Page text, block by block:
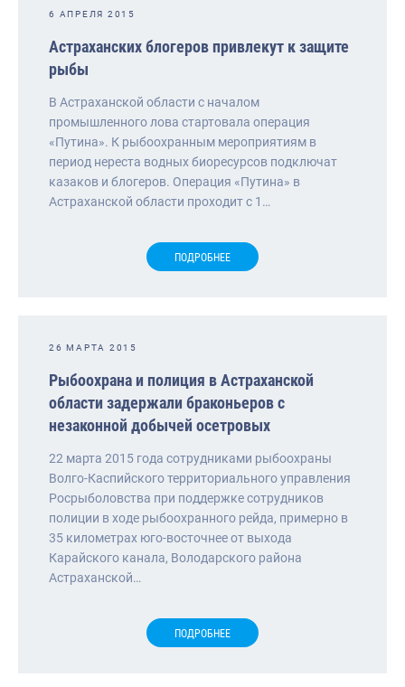
6 АПРЕЛЯ 2015
Астраханских блогеров привлекут к защите
рыбы
В Астраханской области с началом
промышленного лова стартовала операция
«Путина». К рыбоохранным мероприятиям в
период нереста водных биоресурсов подключат
казаков и блогеров. Операция «Путина» в
Астраханской области проходит с 1…
ПОДРОБНЕЕ
26 МАРТА 2015
Рыбоохрана и полиция в Астраханской
области задержали браконьеров с
незаконной добычей осетровых
22 марта 2015 года сотрудниками рыбоохраны
Волго-Каспийского территориального управления
Росрыболовства при поддержке сотрудников
полиции в ходе рыбоохранного рейда, примерно в
35 километрах юго-восточнее от выхода
Карайского канала, Володарского района
Астраханской…
ПОДРОБНЕЕ